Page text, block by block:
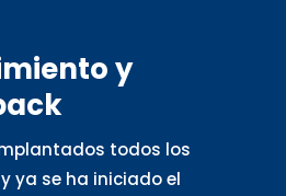
y
todos los
ya se ha iniciado el